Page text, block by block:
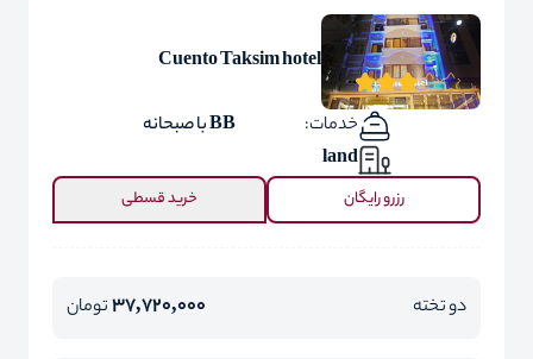
Cuento Taksim hotel
خدمات:
BB با صبحانه
land
رزرو رایگان خرید قسطی
دو تخته 37,720,000تومان